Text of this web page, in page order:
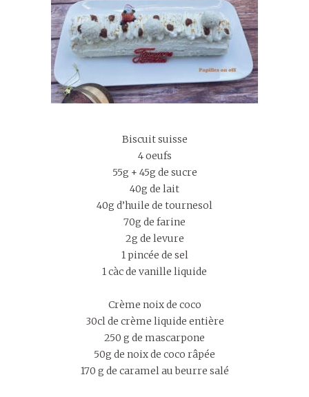
Biscuit suisse
4 oeufs
55g + 45g de sucre
40g de lait
40g d’huile de tournesol
70g de farine
2g de levure
1 pincée de sel
1 càc de vanille liquide
Crème noix de coco
30cl de crème liquide entière
250 g de mascarpone
50g de noix de coco râpée
170 g de caramel au beurre salé